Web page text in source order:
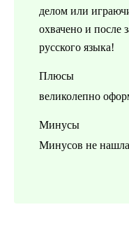
делом или
охвачено и после
русского языка!
Плюсы
великолепно
Минусы
Минусов не нашла